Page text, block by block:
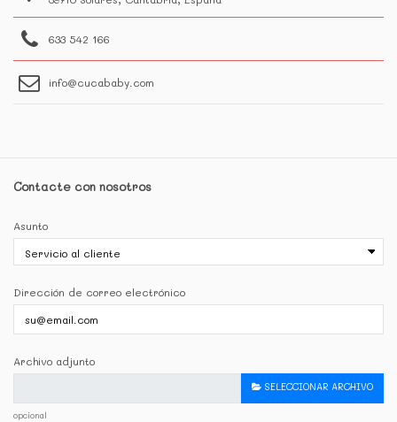
633 542 166
info@cucababy.com
Contacte con nosotros
Asunto
Dirección de correo electrónico
Archivo adjunto
SELECCIONAR ARCHIVO
opcional